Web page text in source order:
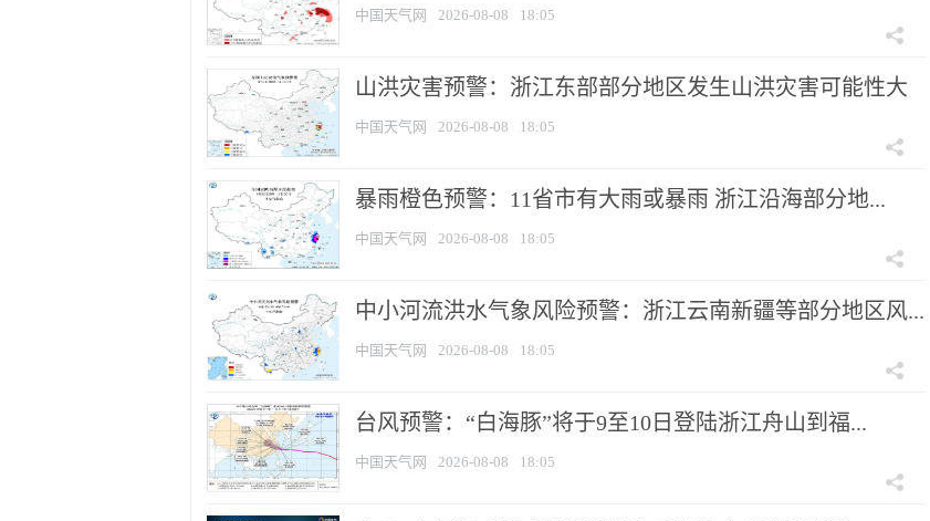
中国天气网 2026-08-08 18:05
山洪灾害预警：浙江东部部分地区发生山洪灾害可能性大
中国天气网 2026-08-08 18:05
暴雨橙色预警：11省市有大雨或暴雨 浙江沿海部分地...
中国天气网 2026-08-08 18:05
中小河流洪水气象风险预警：浙江云南新疆等部分地区风...
中国天气网 2026-08-08 18:05
台风预警：“白海豚”将于9至10日登陆浙江舟山到福...
中国天气网 2026-08-08 18:05